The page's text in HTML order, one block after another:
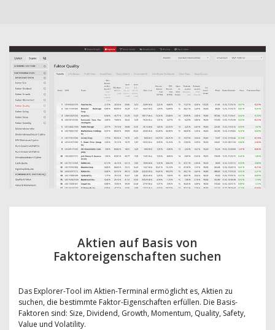
Aktien auf Basis von
Faktoreigenschaften suchen
Das Explorer-Tool im Aktien-Terminal ermöglicht es, Aktien zu
suchen, die bestimmte Faktor-Eigenschaften erfüllen. Die Basis-
Faktoren sind: Size, Dividend, Growth, Momentum, Quality, Safety,
Value und Volatility.